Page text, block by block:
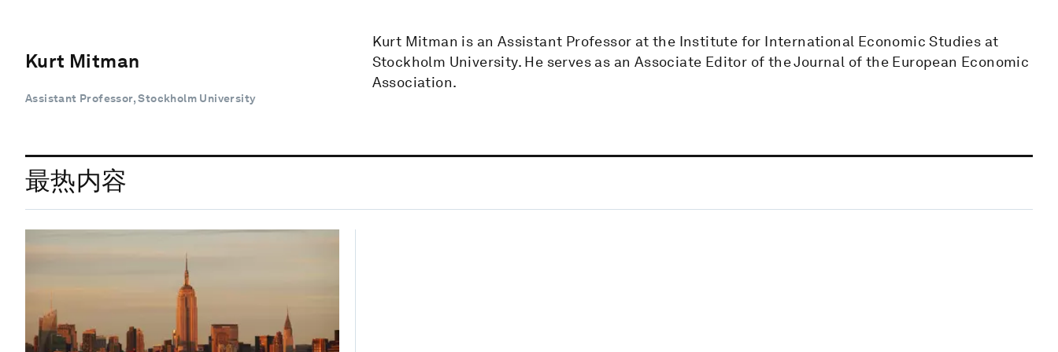
Kurt Mitman
Assistant Professor, Stockholm University
Kurt Mitman is an Assistant Professor at the Institute for International Economic Studies at
Stockholm University. He serves as an Associate Editor of the Journal of the European Economic
Association.
最热内容